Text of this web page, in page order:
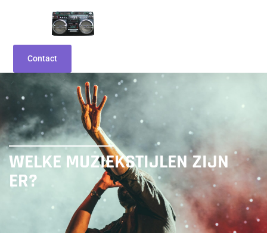
Contact
WELKE MUZIEKSTIJLEN ZIJN
ER?